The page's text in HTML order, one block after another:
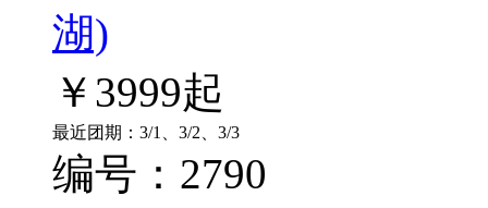
湖)
￥ 3999起
最近团期：3/1、3/2、3/3
编号：2790